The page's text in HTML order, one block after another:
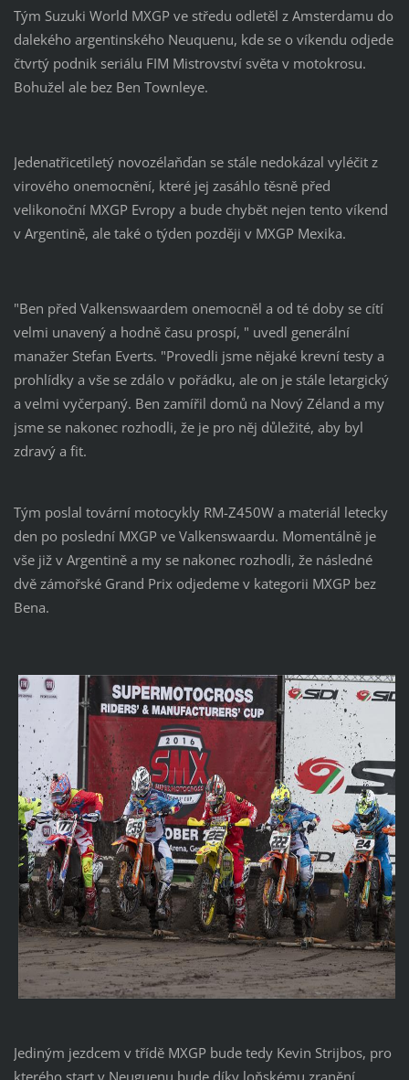
Tým Suzuki World MXGP ve středu odletěl z Amsterdamu do
dalekého argentinského Neuquenu, kde se o víkendu odjede
čtvrtý podnik seriálu FIM Mistrovství světa v motokrosu.
Bohužel ale bez Ben Townleye.
Jedenatřicetiletý novozélaňďan se stále nedokázal vyléčit z
virového onemocnění, které jej zasáhlo těsně před
velikonoční MXGP Evropy a bude chybět nejen tento víkend
v Argentině, ale také o týden později v MXGP Mexika.
"Ben před Valkenswaardem onemocněl a od té doby se cítí
velmi unavený a hodně času prospí, " uvedl generální
manažer Stefan Everts. "Provedli jsme nějaké krevní testy a
prohlídky a vše se zdálo v pořádku, ale on je stále letargický
a velmi vyčerpaný. Ben zamířil domů na Nový Zéland a my
jsme se nakonec rozhodli, že je pro něj důležité, aby byl
zdravý a fit.
Tým poslal tovární motocykly RM-Z450W a materiál letecky
den po poslední MXGP ve Valkenswaardu. Momentálně je
vše již v Argentině a my se nakonec rozhodli, že následné
dvě zámořské Grand Prix odjedeme v kategorii MXGP bez
Bena.
Jediným jezdcem v třídě MXGP bude tedy Kevin Strijbos, pro